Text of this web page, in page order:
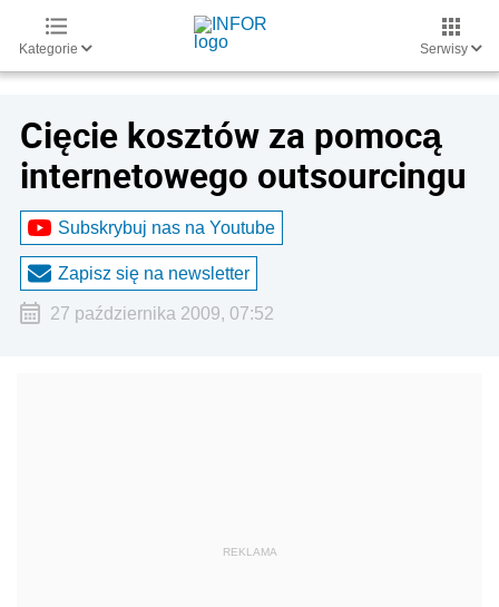
Kategorie Serwisy
Cięcie kosztów za pomocą
internetowego outsourcingu
Subskrybuj nas na Youtube
Zapisz się na newsletter
27 października 2009, 07:52